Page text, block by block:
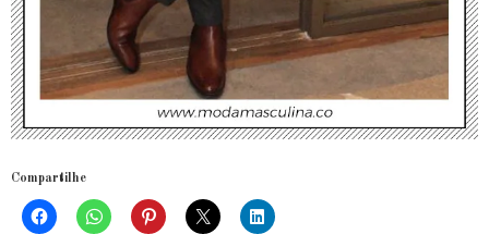
Compartilhe